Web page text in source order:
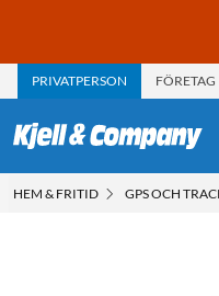
PRIVATPERSON FÖRETAG
HEM & FRITID GPS OCH